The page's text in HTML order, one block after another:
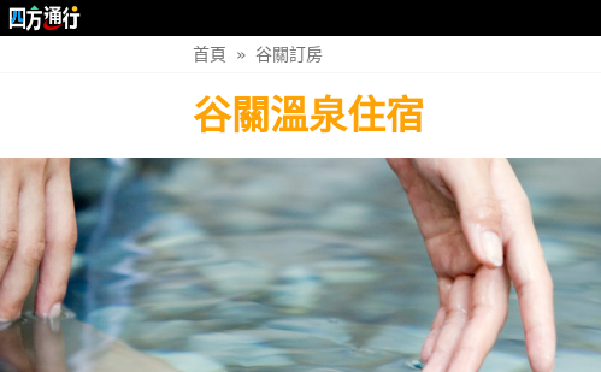
首頁 » 谷關訂房
谷關溫泉住宿